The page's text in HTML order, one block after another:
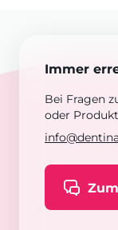
Immer
Bei Fragen
oder